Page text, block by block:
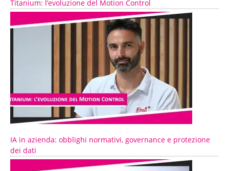
Titanium: l’evoluzione del Motion Control
IA in azienda: obblighi normativi, governance e protezione
dei dati